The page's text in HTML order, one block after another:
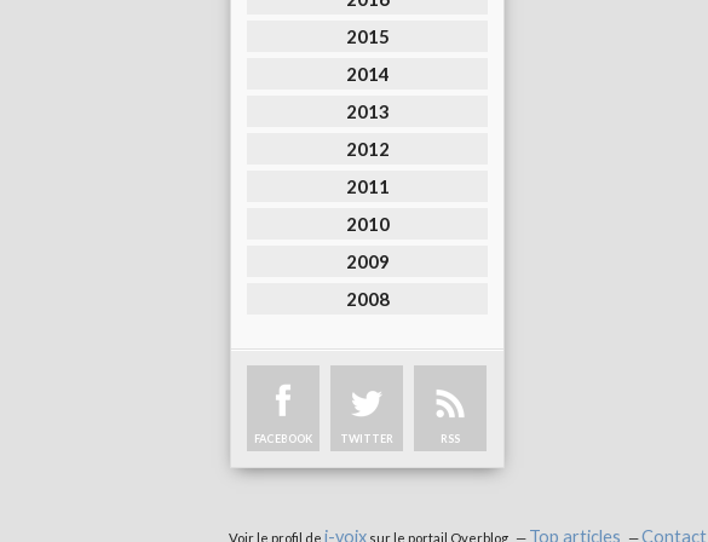
2015
2014
2013
2012
2011
2010
2009
2008
FACEBOOK TWITTER RSS
Voir le profil de i-voixsur le portail Overblog Top articles Contact